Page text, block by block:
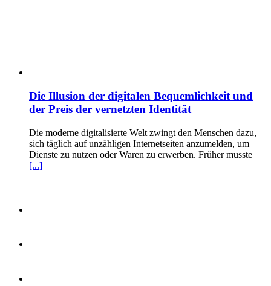
Die Illusion der digitalen Bequemlichkeit und
der Preis der vernetzten Identität
Die moderne digitalisierte Welt zwingt den Menschen dazu,
sich täglich auf unzähligen Internetseiten anzumelden, um
Dienste zu nutzen oder Waren zu erwerben. Früher musste
[...]